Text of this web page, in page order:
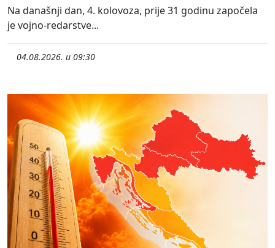
Na današnji dan, 4. kolovoza, prije 31 godinu započela
je vojno-redarstve...
04.08.2026. u 09:30